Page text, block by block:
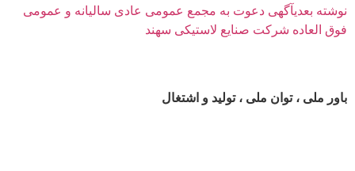
نوشته بعدیآگهی دعوت به مجمع عمومی عادی سالیانه و عمومی
فوق العاده شرکت صنایع لاستیکی سهند
باور ملی ، توان ملی ، تولید و اشتغال